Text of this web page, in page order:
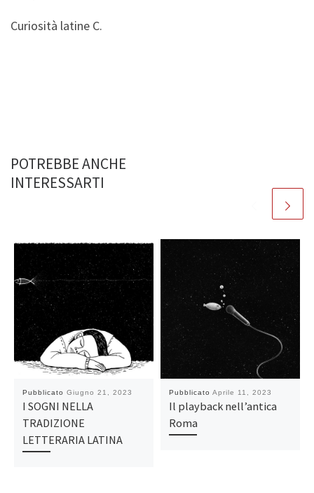
Curiosità latine C.
POTREBBE ANCHE
INTERESSARTI
Pubblicato Giugno 21, 2023
I SOGNI NELLA
TRADIZIONE
LETTERARIA LATINA
Pubblicato Aprile 11, 2023
Il playback nell’antica
Roma